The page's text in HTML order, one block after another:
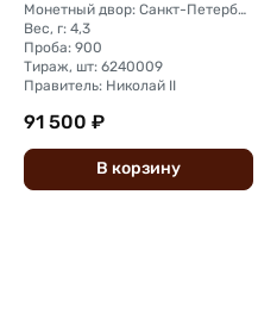
Монетный двор: Санкт-Петербургский монетный двор
Вес, г: 4,3
Проба: 900
Тираж, шт: 6240009
Правитель: Николай II
91 500 ₽
В корзину